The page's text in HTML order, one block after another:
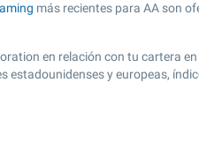
más recientes para AA son
en relación con tu cartera
estadounidenses y europeas,